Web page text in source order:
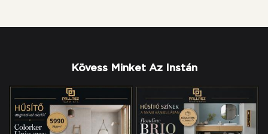
Kövess Minket Az Instán